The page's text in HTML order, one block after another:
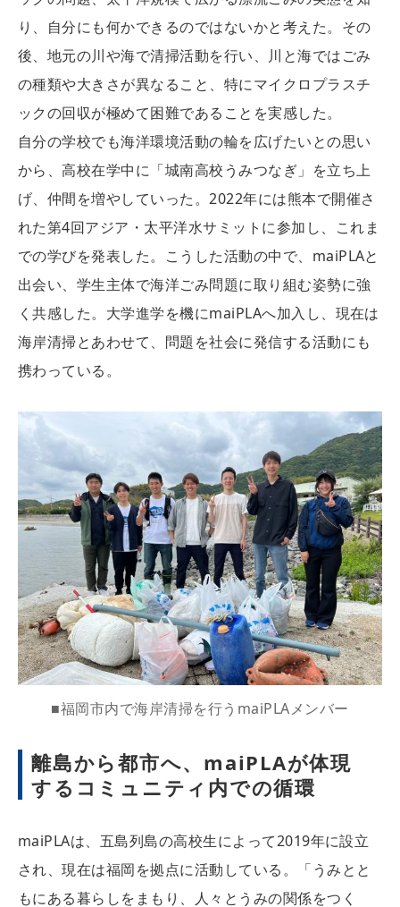
り、自分にも何かできるのではないかと考えた。その
後、地元の川や海で清掃活動を行い、川と海ではごみ
の種類や大きさが異なること、特にマイクロプラスチ
ックの回収が極めて困難であることを実感した。
自分の学校でも海洋環境活動の輪を広げたいとの思い
から、高校在学中に「城南高校うみつなぎ」を立ち上
げ、仲間を増やしていった。2022年には熊本で開催さ
れた第4回アジア・太平洋水サミットに参加し、これま
での学びを発表した。こうした活動の中で、maiPLAと
出会い、学生主体で海洋ごみ問題に取り組む姿勢に強
く共感した。大学進学を機にmaiPLAへ加入し、現在は
海岸清掃とあわせて、問題を社会に発信する活動にも
携わっている。
■福岡市内で海岸清掃を行うmaiPLAメンバー
離島から都市へ、maiPLAが体現
するコミュニティ内での循環
maiPLAは、五島列島の高校生によって2019年に設立
され、現在は福岡を拠点に活動している。「うみとと
もにある暮らしをまもり、人々とうみの関係をつく